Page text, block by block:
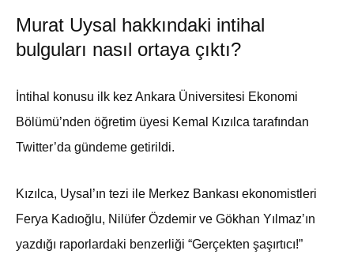
Murat Uysal hakkındaki intihal
bulguları nasıl ortaya çıktı?
İntihal konusu ilk kez Ankara Üniversitesi Ekonomi
Bölümü’nden öğretim üyesi Kemal Kızılca tarafından
Twitter’da gündeme getirildi.
Kızılca, Uysal’ın tezi ile Merkez Bankası ekonomistleri
Ferya Kadıoğlu, Nilüfer Özdemir ve Gökhan Yılmaz’ın
yazdığı raporlardaki benzerliği “Gerçekten şaşırtıcı!”